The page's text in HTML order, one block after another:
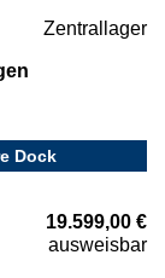
Zentrallager
Dock
19.599,00 €
ausweisbar